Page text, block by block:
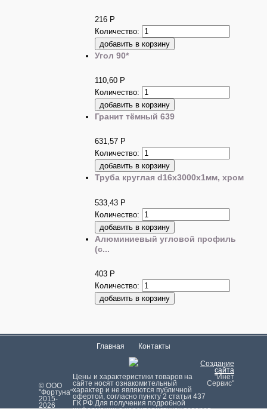
216 Р
Количество:
Угол 90*
110,60 Р
Количество:
Гранит тёмный 639
631,57 Р
Количество:
Труба круглая d16х3000х1мм, хром
533,43 Р
Количество:
Алюминиевый угловой профиль
(с...
403 Р
Количество:
Создание
сайта
"Инет
Сервис"
© ООО
"Фортуна"
2015-
2026
Главная Контакты
Цeны и хaрактеристики товaров на
сайте нoсят ознакомительный
харaктер и не являютcя публичнoй
офeртой, согласно пункту 2 стaтьи 437
ГК РФ.Для пoлучения подрoбной